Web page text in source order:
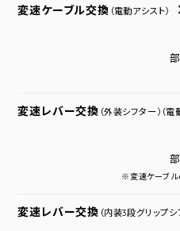
変速ケーブル交換 （電動アシスト）
変速レバー交換 （外装シフター） （電
※変速ケーブル
変速レバー交換 （内装3段グリップシ